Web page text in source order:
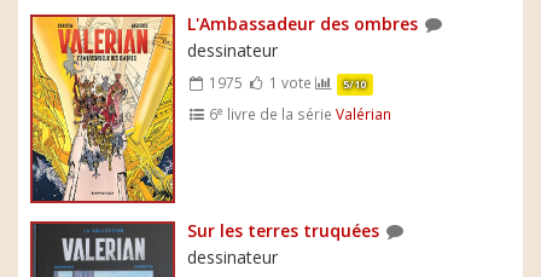
L'Ambassadeur des ombres
dessinateur
1975 1 vote 5/10
6e livre de la sérieValérian
Sur les terres truquées
dessinateur